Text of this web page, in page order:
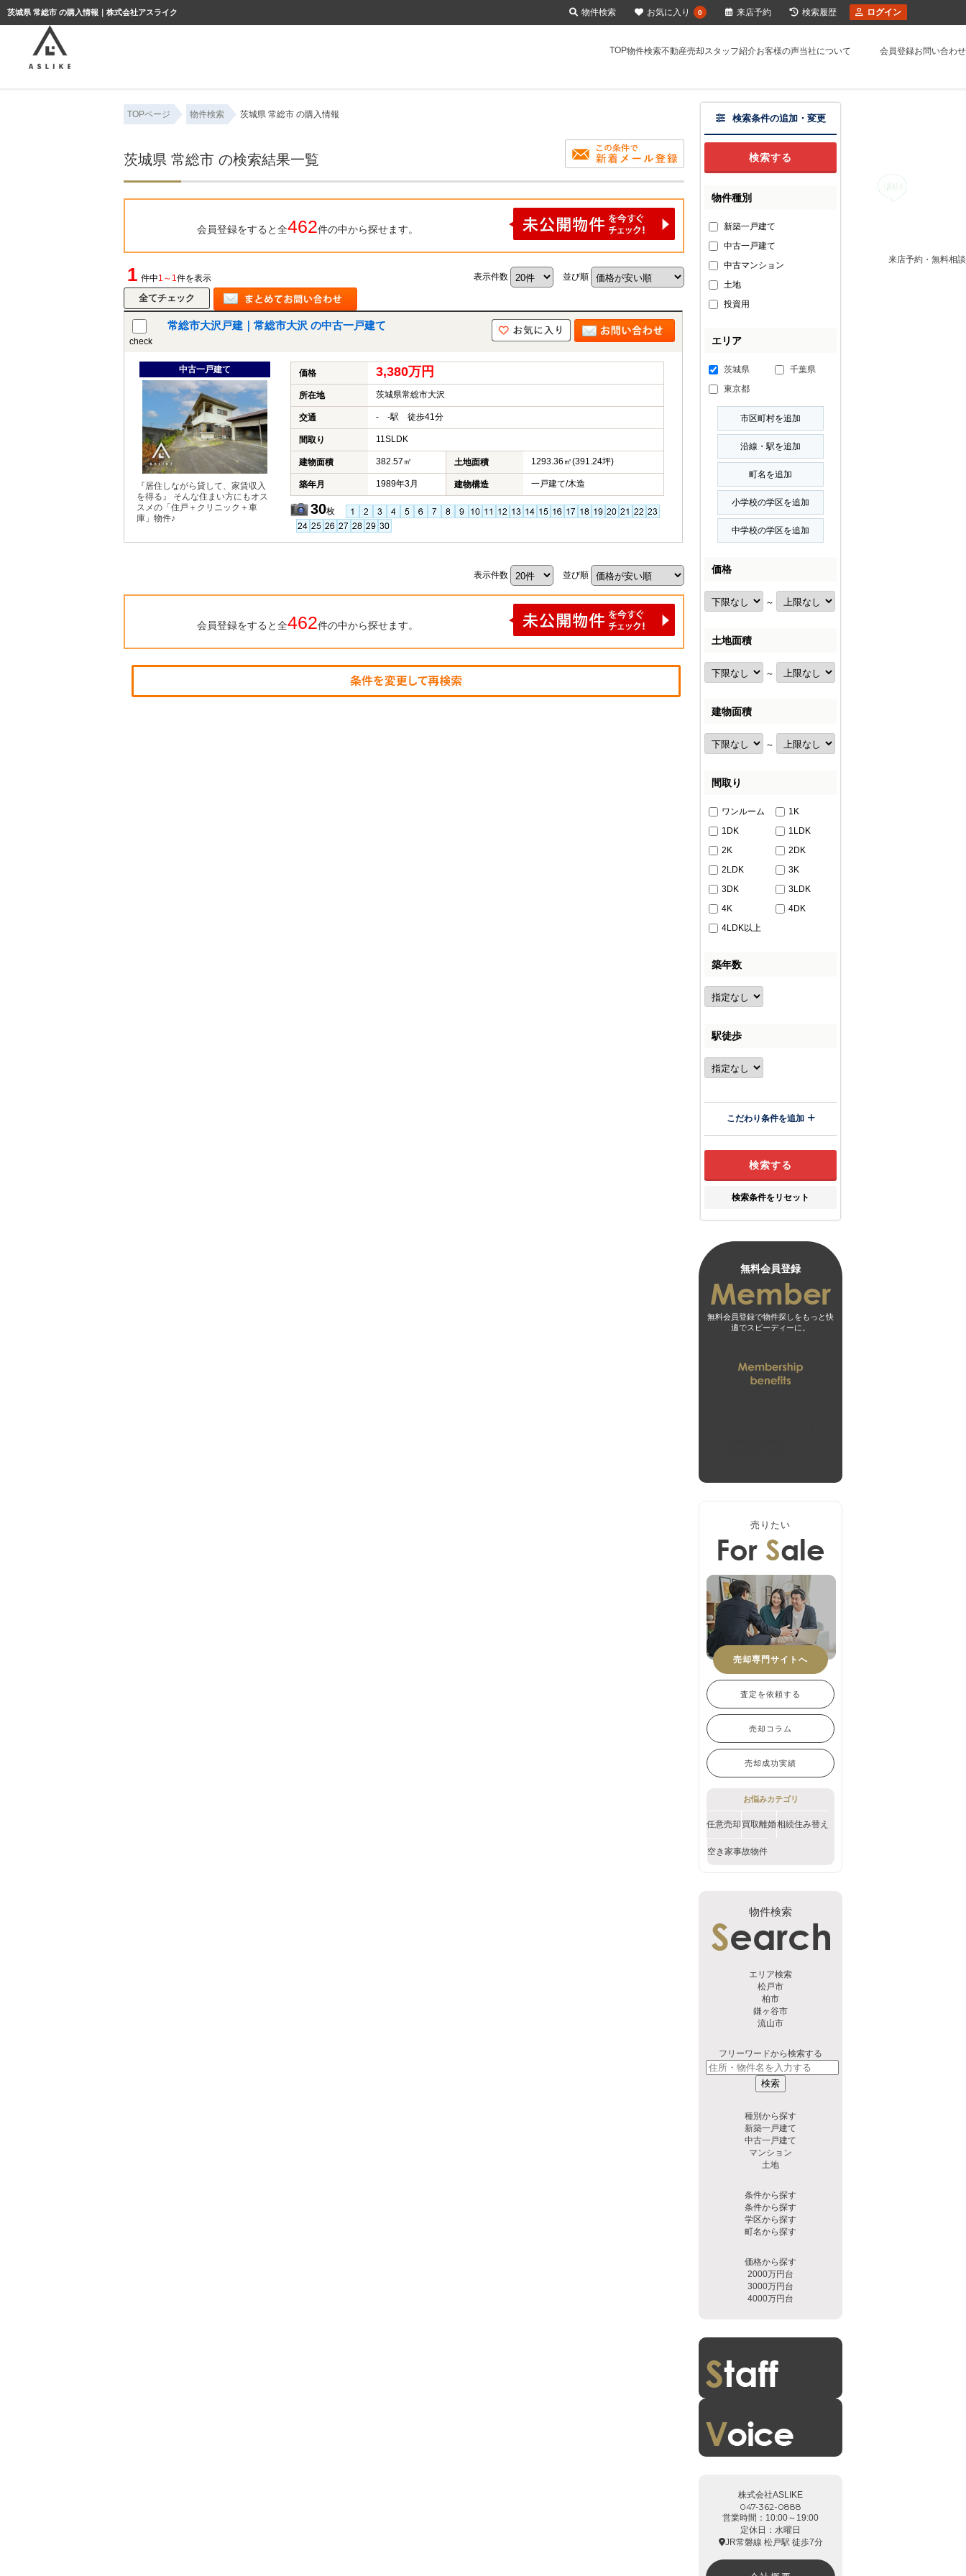
茨城県 常総市 の購入情報｜株式会社アスライク
TOP物件検索不動産売却スタッフ紹介お客様の声当社について 会員登録お問い合わせ
来店予約・無料相談
TOPページ 物件検索 茨城県 常総市 の購入情報
茨城県 常総市 の検索結果一覧
会員登録をすると全462件の中から探せます。
1 件中1～1件を表示 表示件数 並び順
check
常総市大沢戸建｜常総市大沢 の中古一戸建て
中古一戸建て
『居住しながら貸して、家賃収入
を得る』 そんな住まい方にもオス
スメの「住戸＋クリニック＋車
庫」物件♪
価格 3,380万円
所在地 茨城県常総市大沢
交通 - -駅 徒歩41分
間取り 11SLDK
建物面積 382.57㎡ 土地面積 1293.36㎡(391.24坪)
築年月 1989年3月 建物構造 一戸建て/木造
30枚
表示件数 並び順
会員登録をすると全462件の中から探せます。
検索条件の追加・変更
物件種別
新築一戸建て
中古一戸建て
中古マンション
土地
投資用
エリア
茨城県
千葉県
東京都
価格
～
土地面積
～
建物面積
～
間取り
ワンルーム
1K
1DK
1LDK
2K
2DK
2LDK
3K
3DK
3LDK
4K
4DK
4LDK以上
築年数
駅徒歩
こだわり条件を追加
検索条件をリセット
無料会員登録
無料会員登録で物件探しをもっと快
適でスピーディーに。
売りたい
売却専門サイトへ
査定を依頼する
売却コラム
売却成功実績
お悩みカテゴリ
任意売却 買取離婚相続住み替え
空き家事故物件
物件検索
エリア検索
松戸市
柏市
鎌ヶ谷市
流山市
フリーワードから検索する
検索
種別から探す
新築一戸建て
中古一戸建て
マンション
土地
条件から探す
条件から探す
学区から探す
町名から探す
価格から探す
2000万円台
3000万円台
4000万円台
株式会社ASLIKE
047-362-0888
営業時間：10:00～19:00
定休日：水曜日
JR常磐線 松戸駅 徒歩7分
物件検索 お気に入り 0 来店予約 検索履歴 ログイン
ようこそゲスト様